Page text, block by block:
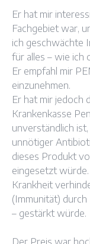
Er hat mir
Fachgebiet war,
ich geschwächte
für alles – wie ich
Er empfahl mir
einzunehmen.
Er hat mir jedoch
Krankenkasse
unverständlich
unnötiger
dieses Produkt
eingesetzt
Krankheit
(Immunität)
– gestärkt würde.
Der Preis war